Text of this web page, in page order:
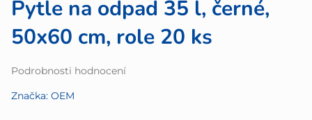
Pytle na odpad 35 l, černé,
50x60 cm, role 20 ks
Průměrné
produktu
Podrobnosti hodnocení
Značka: OEM